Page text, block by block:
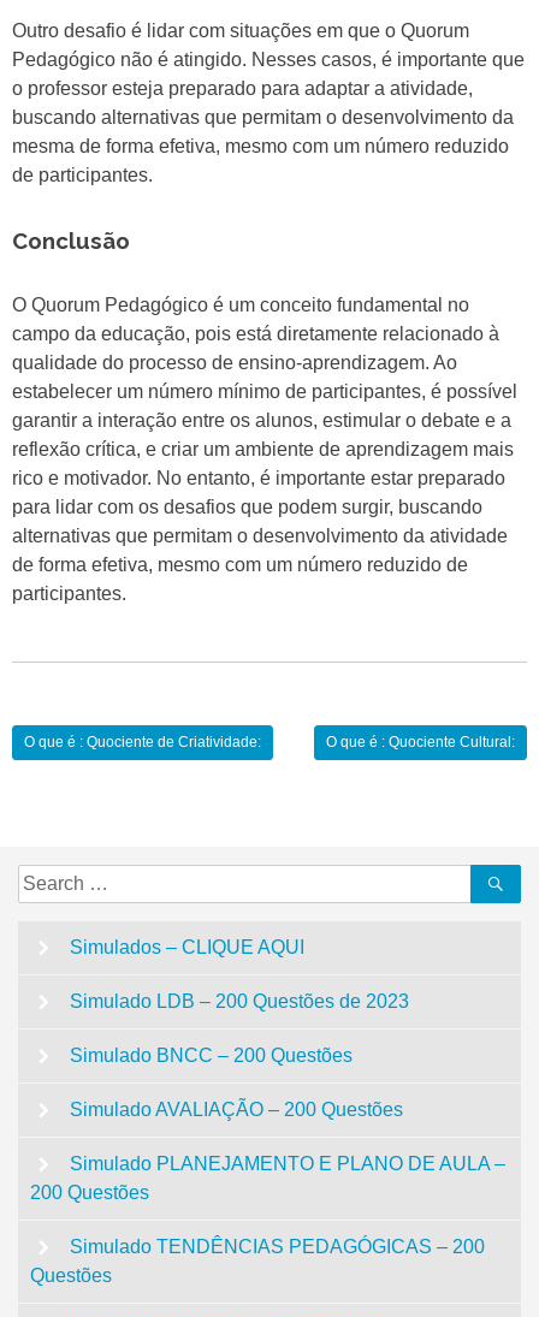
Outro desafio é lidar com situações em que o Quorum
Pedagógico não é atingido. Nesses casos, é importante que
o professor esteja preparado para adaptar a atividade,
buscando alternativas que permitam o desenvolvimento da
mesma de forma efetiva, mesmo com um número reduzido
de participantes.
Conclusão
O Quorum Pedagógico é um conceito fundamental no
campo da educação, pois está diretamente relacionado à
qualidade do processo de ensino-aprendizagem. Ao
estabelecer um número mínimo de participantes, é possível
garantir a interação entre os alunos, estimular o debate e a
reflexão crítica, e criar um ambiente de aprendizagem mais
rico e motivador. No entanto, é importante estar preparado
para lidar com os desafios que podem surgir, buscando
alternativas que permitam o desenvolvimento da atividade
de forma efetiva, mesmo com um número reduzido de
participantes.
Navegação
O que é : Quociente de Criatividade: O que é : Quociente Cultural:
Search
for:
Simulados – CLIQUE AQUI
Simulado LDB – 200 Questões de 2023
Simulado BNCC – 200 Questões
Simulado AVALIAÇÃO – 200 Questões
Simulado PLANEJAMENTO E PLANO DE AULA –
200 Questões
Simulado TENDÊNCIAS PEDAGÓGICAS – 200
Questões